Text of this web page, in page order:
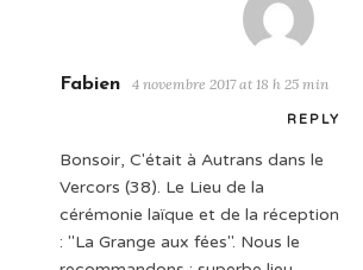
Fabien 4 novembre 2017 at 18 h 25 min
REPLY
Bonsoir, C'était à Autrans dans le
Vercors (38). Le Lieu de la
cérémonie laïque et de la réception
: "La Grange aux fées". Nous le